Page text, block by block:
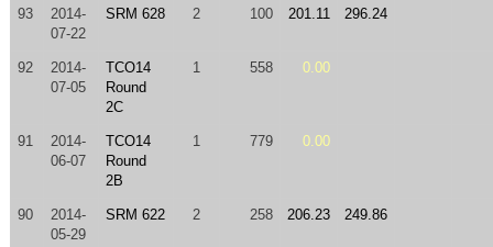
93
2014-
07-22
SRM 628 2 100 201.11 296.24
92
2014-
07-05
TCO14
Round
2C
1 558 0.00
91
2014-
06-07
TCO14
Round
2B
1 779 0.00
90
2014-
05-29
SRM 622 2 258 206.23 249.86